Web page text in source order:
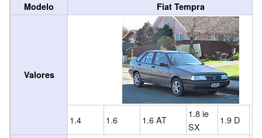
Modelo Fiat Tempra
Valores
1.4 1.6 1.6 AT
1.8 ie
SX
1.9 D